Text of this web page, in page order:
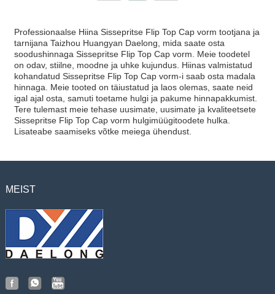
Professionaalse Hiina Sissepritse Flip Top Cap vorm tootjana ja
tarnijana Taizhou Huangyan Daelong, mida saate osta
soodushinnaga Sissepritse Flip Top Cap vorm. Meie toodetel
on odav, stiilne, moodne ja uhke kujundus. Hiinas valmistatud
kohandatud Sissepritse Flip Top Cap vorm-i saab osta madala
hinnaga. Meie tooted on täiustatud ja laos olemas, saate neid
igal ajal osta, samuti toetame hulgi ja pakume hinnapakkumist.
Tere tulemast meie tehase uusimate, uusimate ja kvaliteetsete
Sissepritse Flip Top Cap vorm hulgimüügitoodete hulka.
Lisateabe saamiseks võtke meiega ühendust.
MEIST